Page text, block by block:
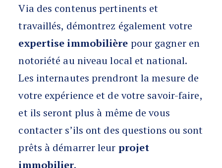
Via des contenus pertinents et
travaillés, démontrez également votre
expertise immobilière pour gagner en
notoriété au niveau local et national.
Les internautes prendront la mesure de
votre expérience et de votre savoir-faire,
et ils seront plus à même de vous
contacter s’ils ont des questions ou sont
prêts à démarrer leur projet
immobilier.